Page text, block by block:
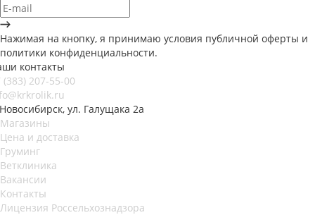
Нажимая на кнопку, я принимаю условия публичной оферты и
политики конфиденциальности.
контакты
(383) 207-55-00
ул. Галущака 2а
Магазины
Цена и доставка
Груминг
Ветклиника
Вакансии
Контакты
Лицензия Россельхознадзора